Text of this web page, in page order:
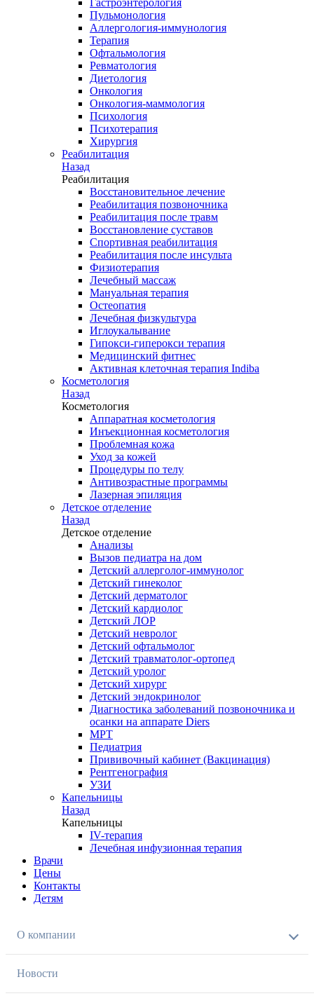
Гастроэнтерология
Пульмонология
Аллергология-иммунология
Терапия
Офтальмология
Ревматология
Диетология
Онкология
Онкология-маммология
Психология
Психотерапия
Хирургия
Реабилитация
Назад
Реабилитация
Восстановительное лечение
Реабилитация позвоночника
Реабилитация после травм
Восстановление суставов
Спортивная реабилитация
Реабилитация после инсульта
Физиотерапия
Лечебный массаж
Мануальная терапия
Остеопатия
Лечебная физкультура
Иглоукалывание
Гипокси-гиперокси терапия
Медицинский фитнес
Активная клеточная терапия Indiba
Косметология
Назад
Косметология
Аппаратная косметология
Инъекционная косметология
Проблемная кожа
Уход за кожей
Процедуры по телу
Антивозрастные программы
Лазерная эпиляция
Детское отделение
Назад
Детское отделение
Анализы
Вызов педиатра на дом
Детский аллерголог-иммунолог
Детский гинеколог
Детский дерматолог
Детский кардиолог
Детский ЛОР
Детский невролог
Детский офтальмолог
Детский травматолог-ортопед
Детский уролог
Детский хирург
Детский эндокринолог
Диагностика заболеваний позвоночника и
осанки на аппарате Diers
МРТ
Педиатрия
Прививочный кабинет (Вакцинация)
Рентгенография
УЗИ
Капельницы
Назад
Капельницы
IV-терапия
Лечебная инфузионная терапия
Врачи
Цены
Контакты
Детям
О компании
Новости